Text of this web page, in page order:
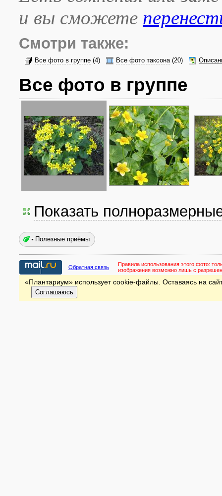
и вы сможете
Смотри также:
Все фото в группе (4) Все фото таксона(20)
Все фото в группе
Показать
Полезные приёмы
Обратная связь Правила использования этого фото:
изображения возможно лишь с
«Плантариум» использует cookie-файлы. Оставаясь на
Соглашаюсь